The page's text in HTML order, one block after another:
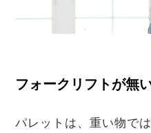
フォークリフトが無
パレットは、重い物で